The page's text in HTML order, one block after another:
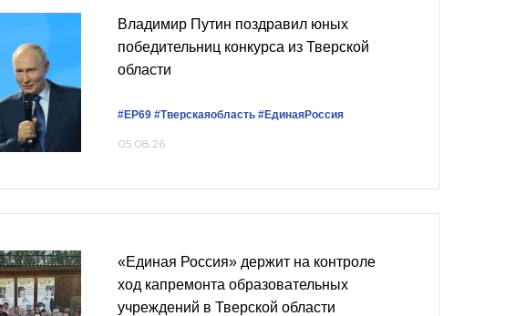
Владимир Путин поздравил юных
победительниц конкурса из Тверской
области
#ЕР69 #Тверскаяобласть #‎ЕдинаяРоссия
05.08.26
«Единая Россия» держит на контроле
ход капремонта образовательных
учреждений в Тверской области